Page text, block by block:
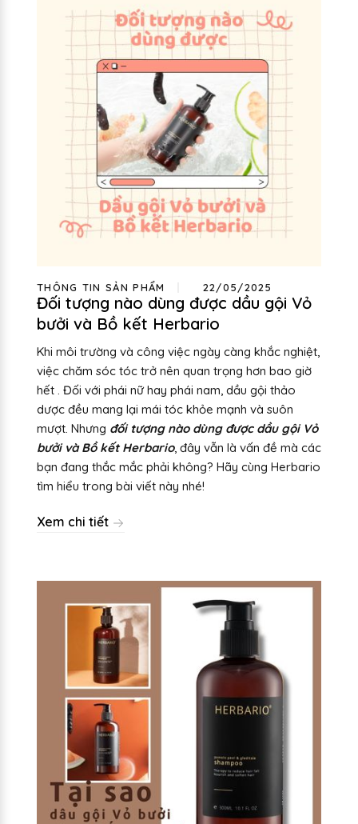
THÔNG TIN SẢN PHẨM 22/05/2025
Đối tượng nào dùng được dầu gội Vỏ
bưởi và Bồ kết Herbario
Khi môi trường và công việc ngày càng khắc nghiệt,
việc chăm sóc tóc trở nên quan trọng hơn bao giờ
hết . Đối với phái nữ hay phái nam, dầu gội thảo
dược đều mang lại mái tóc khỏe mạnh và suôn
mượt. Nhưng đối tượng nào dùng được dầu gội Vỏ
bưởi và Bồ kết Herbario, đây vẫn là vấn đề mà các
bạn đang thắc mắc phải không? Hãy cùng Herbario
tìm hiểu trong bài viết này nhé!
Xem chi tiết